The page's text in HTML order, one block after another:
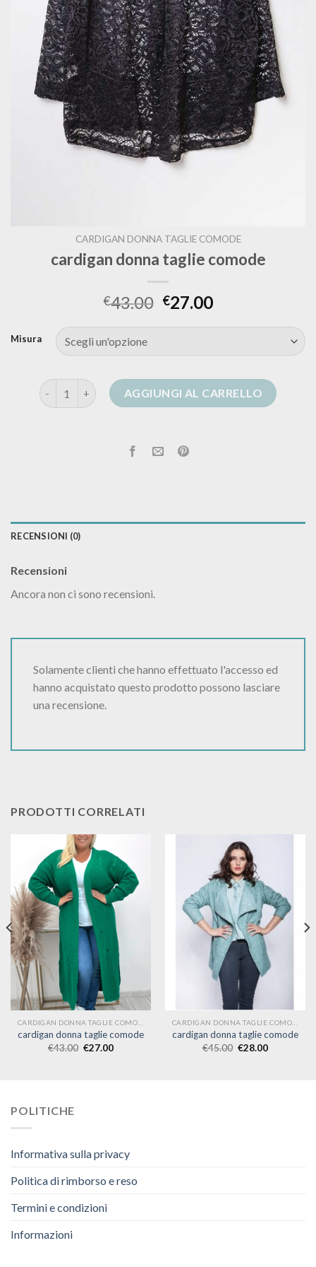
CARDIGAN DONNA TAGLIE COMODE
cardigan donna taglie comode
€43.00 €27.00
Misura
cardigan donna taglie comode quantità
AGGIUNGI AL CARRELLO
RECENSIONI (0)
Recensioni
Ancora non ci sono recensioni.
Solamente clienti che hanno effettuato l'accesso ed
hanno acquistato questo prodotto possono lasciare
una recensione.
PRODOTTI CORRELATI
cardigan donna taglie comode
€43.00 €27.00
cardigan donna taglie comode
€45.00 €28.00
POLITICHE
Informativa sulla privacy
Politica di rimborso e reso
Termini e condizioni
Informazioni